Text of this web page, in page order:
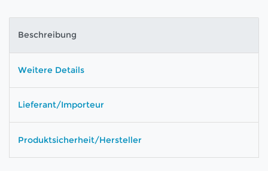
Beschreibung
Weitere Details
Lieferant/Importeur
Produktsicherheit/Hersteller